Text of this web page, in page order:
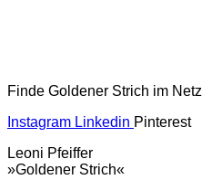
Finde Goldener Strich im Netz
Instagram Linkedin Pinterest
Leoni Pfeiffer
»Goldener Strich«